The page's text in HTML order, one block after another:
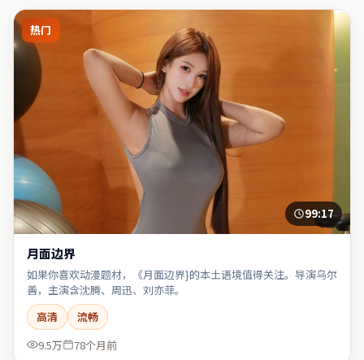
热门
99:17
月面边界
如果你喜欢动漫题材，《月面边界}的本土语境值得关注。导演乌尔
善，主演含沈腾、周迅、刘亦菲。
高清
流畅
9.5万
78个月前